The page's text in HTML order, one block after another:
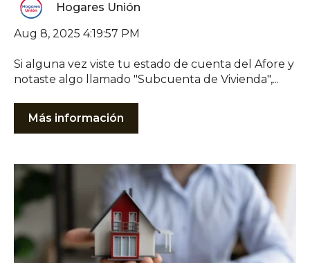
Hogares Unión
Aug 8, 2025 4:19:57 PM
Si alguna vez viste tu estado de cuenta del Afore y
notaste algo llamado "Subcuenta de Vivienda",...
Más información